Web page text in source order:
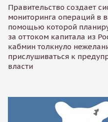
Правительство создает
мониторинга операций в
помощью которой
за оттоком капитала из
кабмин толкнуло
прислушиваться к
власти